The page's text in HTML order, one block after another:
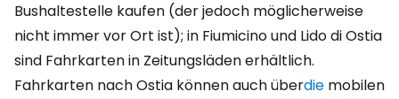
Bushaltestelle kaufen (der jedoch möglicherweise
nicht immer vor Ort ist); in Fiumicino und Lido di Ostia
sind Fahrkarten in Zeitungsläden erhältlich.
Fahrkarten nach Ostia können auch überdie mobilen